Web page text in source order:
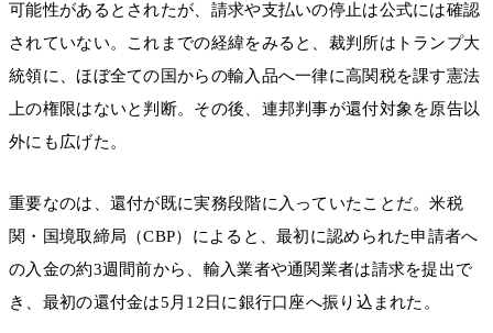
可能性があるとされたが、請求や支払いの停止は公式には確認
されていない。これまでの経緯をみると、裁判所はトランプ大
統領に、ほぼ全ての国からの輸入品へ一律に高関税を課す憲法
上の権限はないと判断。その後、連邦判事が還付対象を原告以
外にも広げた。
重要なのは、還付が既に実務段階に入っていたことだ。米税
関・国境取締局（CBP）によると、最初に認められた申請者へ
の入金の約3週間前から、輸入業者や通関業者は請求を提出で
き、最初の還付金は5月12日に銀行口座へ振り込まれた。